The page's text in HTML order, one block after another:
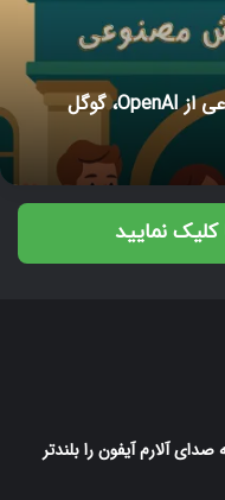
🔥 دوره‌های رایگان هوش مصنوعی از OpenAI، گوگل
نمایید
آلارم آیفون را بلندتر